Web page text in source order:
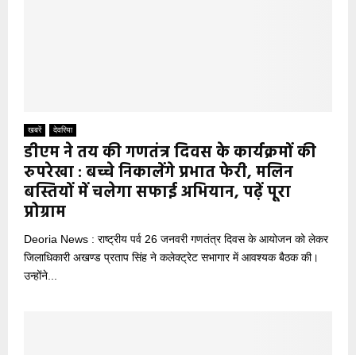
खबरें देवरिया
डीएम ने तय की गणतंत्र दिवस के कार्यक्रमों की
रुपरेखा : बच्चे निकालेंगे प्रभात फेरी, मलिन
बस्तियों में चलेगा सफाई अभियान, पढ़ें पूरा
प्रोग्राम
Deoria News : राष्ट्रीय पर्व 26 जनवरी गणतंत्र दिवस के आयोजन को लेकर
जिलाधिकारी अखण्ड प्रताप सिंह ने कलेक्ट्रेट सभागार में आवश्यक बैठक की।
उन्होंने...